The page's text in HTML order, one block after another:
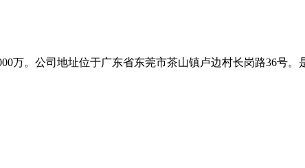
万。公司地址位于广东省东莞市茶山镇卢边村长岗路36号